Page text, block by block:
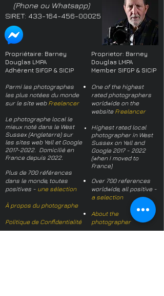
(Phone ou Whatsapp)
SIRET: 433-164-456-00025
Propriétaire: Barney
Douglas LMPA
Adhérent SIFGP & SICIP
Parmi les photographes
les plus notées du monde
sur le site web Freelancer
Le photographe local le
mieux noté dans le West
Sussex (Angleterre) sur
les sites web Yell et Google
2017-2022. Domicilié en
France depuis 2022.
Plus de 700 références
dans le monde, toutes
positives - une sélection
À propos du photographe
Politique de Confidentialité
Proprietor: Barney
Douglas LMPA
Member SIFGP & SICIP
One of the highest
rated photographers
worldwide on the
website Freelancer
Highest rated local
photographer in West
Sussex on Yell and
Google 2017 - 2022
(when I moved to
France)
Over 700 references
worldwide, all positive -
a selection
About the
photographer